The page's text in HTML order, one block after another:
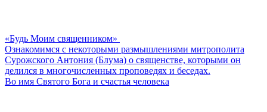
«Будь Моим священником»
Ознакомимся с некоторыми размышлениями митрополита
Сурожского Антония (Блума) о священстве, которыми он
делился в многочисленных проповедях и беседах.
Во имя Святого Бога и счастья человека